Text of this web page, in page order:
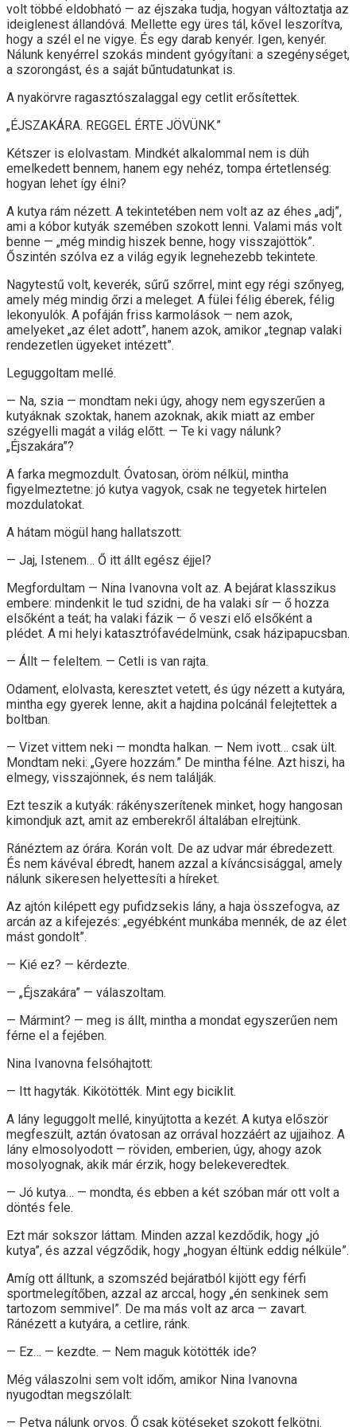
volt többé eldobható — az éjszaka tudja, hogyan változtatja az
ideiglenest állandóvá. Mellette egy üres tál, kővel leszorítva,
hogy a szél el ne vigye. És egy darab kenyér. Igen, kenyér.
Nálunk kenyérrel szokás mindent gyógyítani: a szegénységet,
a szorongást, és a saját bűntudatunkat is.
A nyakörvre ragasztószalaggal egy cetlit erősítettek.
„ÉJSZAKÁRA. REGGEL ÉRTE JÖVÜNK.”
Kétszer is elolvastam. Mindkét alkalommal nem is düh
emelkedett bennem, hanem egy nehéz, tompa értetlenség:
hogyan lehet így élni?
A kutya rám nézett. A tekintetében nem volt az az éhes „adj”,
ami a kóbor kutyák szemében szokott lenni. Valami más volt
benne — „még mindig hiszek benne, hogy visszajöttök”.
Őszintén szólva ez a világ egyik legnehezebb tekintete.
Nagytestű volt, keverék, sűrű szőrrel, mint egy régi szőnyeg,
amely még mindig őrzi a meleget. A fülei félig éberek, félig
lekonyulók. A pofáján friss karmolások — nem azok,
amelyeket „az élet adott”, hanem azok, amikor „tegnap valaki
rendezetlen ügyeket intézett”.
Leguggoltam mellé.
— Na, szia — mondtam neki úgy, ahogy nem egyszerűen a
kutyáknak szoktak, hanem azoknak, akik miatt az ember
szégyelli magát a világ előtt. — Te ki vagy nálunk?
„Éjszakára”?
A farka megmozdult. Óvatosan, öröm nélkül, mintha
figyelmeztetne: jó kutya vagyok, csak ne tegyetek hirtelen
mozdulatokat.
A hátam mögül hang hallatszott:
— Jaj, Istenem… Ő itt állt egész éjjel?
Megfordultam — Nina Ivanovna volt az. A bejárat klasszikus
embere: mindenkit le tud szidni, de ha valaki sír — ő hozza
elsőként a teát; ha valaki fázik — ő veszi elő elsőként a
plédet. A mi helyi katasztrófavédelmünk, csak házipapucsban.
— Állt — feleltem. — Cetli is van rajta.
Odament, elolvasta, keresztet vetett, és úgy nézett a kutyára,
mintha egy gyerek lenne, akit a hajdina polcánál felejtettek a
boltban.
— Vizet vittem neki — mondta halkan. — Nem ivott… csak ült.
Mondtam neki: „Gyere hozzám.” De mintha félne. Azt hiszi, ha
elmegy, visszajönnek, és nem találják.
Ezt teszik a kutyák: rákényszerítenek minket, hogy hangosan
kimondjuk azt, amit az emberekről általában elrejtünk.
Ránéztem az órára. Korán volt. De az udvar már ébredezett.
És nem kávéval ébredt, hanem azzal a kíváncsisággal, amely
nálunk sikeresen helyettesíti a híreket.
Az ajtón kilépett egy pufidzsekis lány, a haja összefogva, az
arcán az a kifejezés: „egyébként munkába mennék, de az élet
mást gondolt”.
— Kié ez? — kérdezte.
— „Éjszakára” — válaszoltam.
— Mármint? — meg is állt, mintha a mondat egyszerűen nem
férne el a fejében.
Nina Ivanovna felsóhajtott:
— Itt hagyták. Kikötötték. Mint egy biciklit.
A lány leguggolt mellé, kinyújtotta a kezét. A kutya először
megfeszült, aztán óvatosan az orrával hozzáért az ujjaihoz. A
lány elmosolyodott — röviden, emberien, úgy, ahogy azok
mosolyognak, akik már érzik, hogy belekeveredtek.
— Jó kutya… — mondta, és ebben a két szóban már ott volt a
döntés fele.
Ezt már sokszor láttam. Minden azzal kezdődik, hogy „jó
kutya”, és azzal végződik, hogy „hogyan éltünk eddig nélküle”.
Amíg ott álltunk, a szomszéd bejáratból kijött egy férfi
sportmelegítőben, azzal az arccal, hogy „én senkinek sem
tartozom semmivel”. De ma más volt az arca — zavart.
Ránézett a kutyára, a cetlire, ránk.
— Ez… — kezdte. — Nem maguk kötötték ide?
Még válaszolni sem volt időm, amikor Nina Ivanovna
nyugodtan megszólalt:
— Petya nálunk orvos. Ő csak kötéseket szokott felkötni.